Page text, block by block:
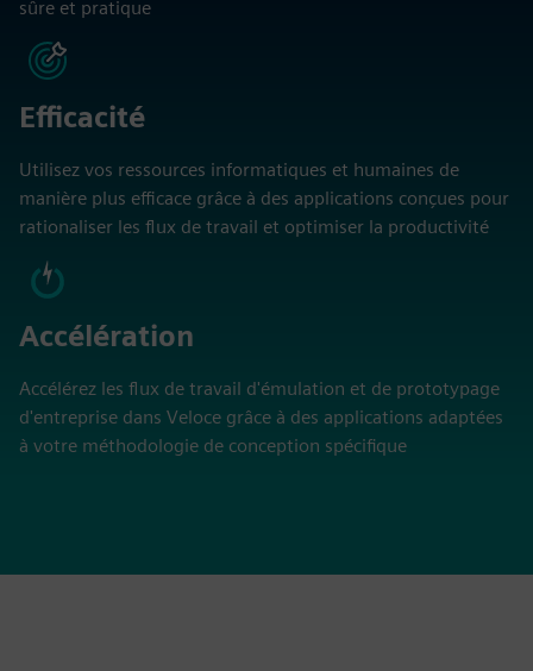
sûre et pratique
Efficacité
Utilisez vos ressources informatiques et humaines de
manière plus efficace grâce à des applications conçues pour
rationaliser les flux de travail et optimiser la productivité
Accélération
Accélérez les flux de travail d'émulation et de prototypage
d'entreprise dans Veloce grâce à des applications adaptées
à votre méthodologie de conception spécifique